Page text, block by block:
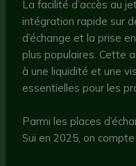
La facilité d’accès au
intégration rapide sur
d’échange et la prise
plus populaires. Cette
à une liquidité et une
essentielles pour les
Parmi les places
Sui en 2025, on compte